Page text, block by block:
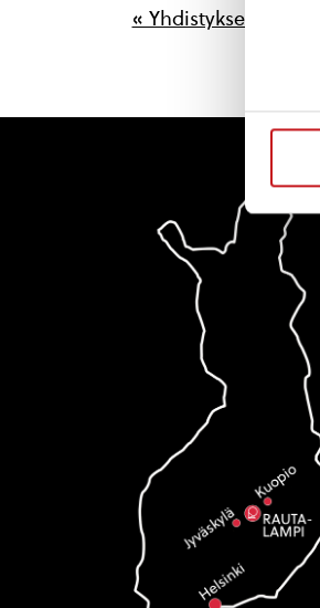
valinta
« Yhdistykset